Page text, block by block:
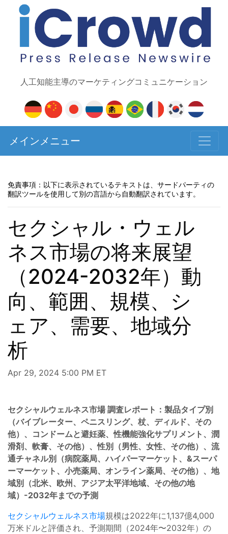
人工知能主導のマーケティングコミュニケーション
メインメニュー
免責事項：以下に表示されているテキストは、サードパーティの
翻訳ツールを使用して別の言語から自動翻訳されています。
セクシャル・ウェル
ネス市場の将来展望
（2024-2032年）動
向、範囲、規模、シ
ェア、需要、地域分
析
Apr 29, 2024 5:00 PM ET
セクシャルウェルネス市場調査レポート：製品タイプ別
（バイブレーター、ペニスリング、杖、ディルド、その
他）、コンドームと避妊薬、性機能強化サプリメント、潤
滑剤、軟膏、その他）、性別（男性、女性、その他）、流
通チャネル別（病院薬局、ハイパーマーケット、&スーパ
ーマーケット、小売薬局、オンライン薬局、その他）、地
域別（北米、欧州、アジア太平洋地域、その他の地
域）-2032年までの予測
セクシャルウェルネス市場規模は2022年に1,137億4,000
万米ドルと評価され、予測期間（2024年〜2032年）の